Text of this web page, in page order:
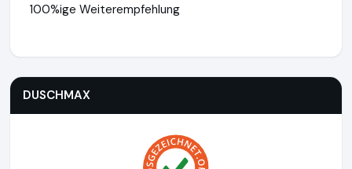
100%ige Weiterempfehlung
DUSCHMAX